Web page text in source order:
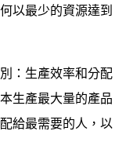
以最少的資源達到
：生產效率和分配
生產最大量的產品
給最需要的人，以